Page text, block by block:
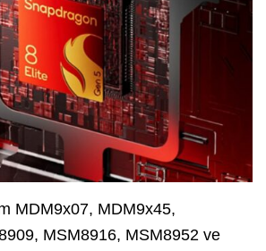
MDM9x07, MDM9x45,
MSM8916, MSM8952 ve